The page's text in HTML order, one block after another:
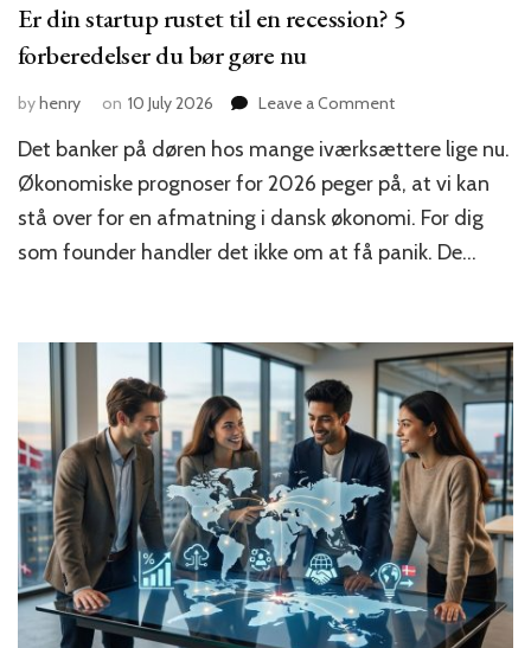
Er din startup rustet til en recession? 5
forberedelser du bør gøre nu
byhenry on 10 July 2026 Leave a Commenton
din
startup
til
en
du
bør
gøre
nu
Det banker på døren hos mange iværksættere lige nu.
Økonomiske prognoser for 2026 peger på, at vi kan
stå over for en afmatning i dansk økonomi. For dig
som founder handler det ikke om at få panik. De…